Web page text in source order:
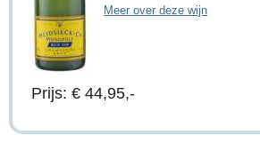
Meer over deze wijn
Prijs: € 44,95,-